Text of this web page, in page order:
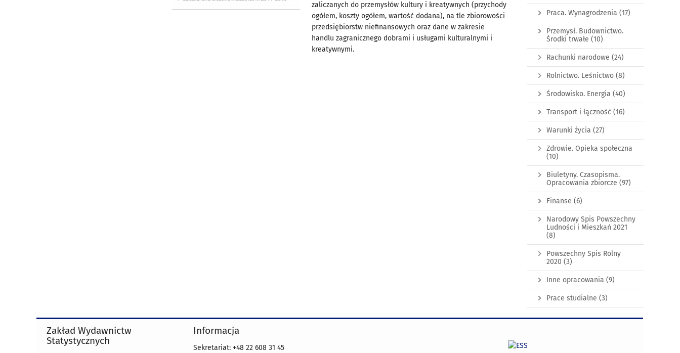
zaliczanych do przemysłów kultury i kreatywnych (przychody
ogółem, koszty ogółem, wartość dodana), na tle zbiorowości
przedsiębiorstw niefinansowych oraz dane w zakresie
handlu zagranicznego dobrami i usługami kulturalnymi i
kreatywnymi.
Praca. Wynagrodzenia (17)
Przemysł. Budownictwo.
Środki trwałe (10)
Rachunki narodowe (24)
Rolnictwo. Leśnictwo (8)
Środowisko. Energia (40)
Transport i łączność (16)
Warunki życia (27)
Zdrowie. Opieka społeczna
(10)
Biuletyny. Czasopisma.
Opracowania zbiorcze (97)
Finanse (6)
Narodowy Spis Powszechny
Ludności i Mieszkań 2021
(8)
Powszechny Spis Rolny
2020 (3)
Inne opracowania (9)
Prace studialne (3)
Zakład Wydawnictw
Statystycznych
Informacja
Sekretariat: +48 22 608 31 45